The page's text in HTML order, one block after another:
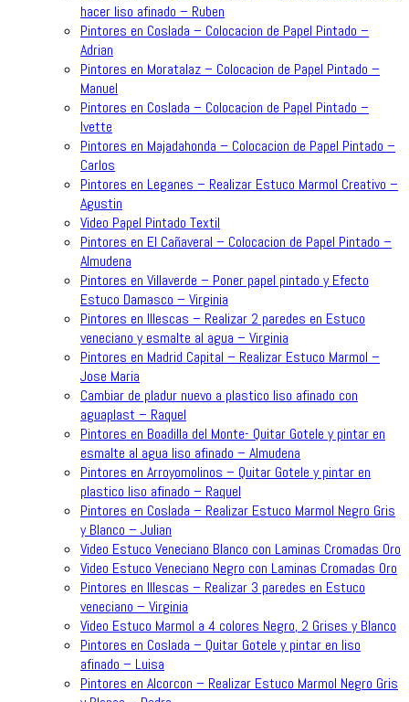
hacer liso afinado – Ruben
Pintores en Coslada – Colocacion de Papel Pintado –
Adrian
Pintores en Moratalaz – Colocacion de Papel Pintado –
Manuel
Pintores en Coslada – Colocacion de Papel Pintado –
Ivette
Pintores en Majadahonda – Colocacion de Papel Pintado –
Carlos
Pintores en Leganes – Realizar Estuco Marmol Creativo –
Agustin
Video Papel Pintado Textil
Pintores en El Cañaveral – Colocacion de Papel Pintado –
Almudena
Pintores en Villaverde – Poner papel pintado y Efecto
Estuco Damasco – Virginia
Pintores en Illescas – Realizar 2 paredes en Estuco
veneciano y esmalte al agua – Virginia
Pintores en Madrid Capital – Realizar Estuco Marmol –
Jose Maria
Cambiar de pladur nuevo a plastico liso afinado con
aguaplast – Raquel
Pintores en Boadilla del Monte- Quitar Gotele y pintar en
esmalte al agua liso afinado – Almudena
Pintores en Arroyomolinos – Quitar Gotele y pintar en
plastico liso afinado – Raquel
Pintores en Coslada – Realizar Estuco Marmol Negro Gris
y Blanco – Julian
Video Estuco Veneciano Blanco con Laminas Cromadas Oro
Video Estuco Veneciano Negro con Laminas Cromadas Oro
Pintores en Illescas – Realizar 3 paredes en Estuco
veneciano – Virginia
Video Estuco Marmol a 4 colores Negro, 2 Grises y Blanco
Pintores en Coslada – Quitar Gotele y pintar en liso
afinado – Luisa
Pintores en Alcorcon – Realizar Estuco Marmol Negro Gris